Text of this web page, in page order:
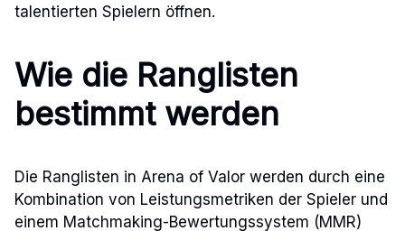
talentierten Spielern öffnen.
Wie die Ranglisten
bestimmt werden
Die Ranglisten in Arena of Valor werden durch eine
Kombination von Leistungsmetriken der Spieler und
einem Matchmaking-Bewertungssystem (MMR)